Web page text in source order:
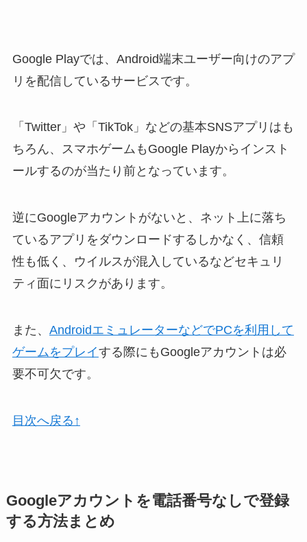
Google Playでは、Android端末ユーザー向けのアプ
リを配信しているサービスです。
「Twitter」や「TikTok」などの基本SNSアプリはも
ちろん、スマホゲームもGoogle Playからインスト
ールするのが当たり前となっています。
逆にGoogleアカウントがないと、ネット上に落ち
ているアプリをダウンロードするしかなく、信頼
性も低く、ウイルスが混入しているなどセキュリ
ティ面にリスクがあります。
また、 AndroidエミュレーターなどでPCを利用して
ゲームをプレイする際にもGoogleアカウントは必
要不可欠です。
目次へ戻る↑
Googleアカウントを電話番号なしで登録
する方法まとめ